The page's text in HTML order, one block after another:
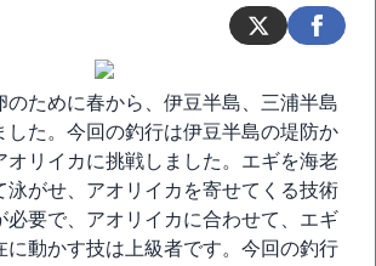
のために春から、伊豆半島、三浦半島
した。今回の釣行は伊豆半島の堤防か
オリイカに挑戦しました。エギを海老
泳がせ、アオリイカを寄せてくる技術
必要で、アオリイカに合わせて、エギ
に動かす技は上級者です。今回の釣行